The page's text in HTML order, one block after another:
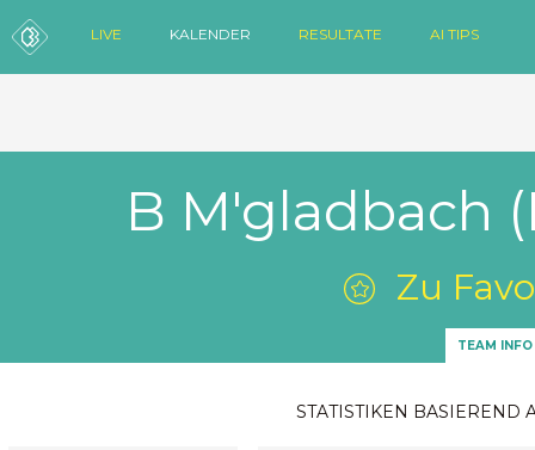
LIVE KALENDER RESULTATE AI TIPS
B M'gladbach
Zu
TEAM INFO
STATISTIKEN BASIEREND